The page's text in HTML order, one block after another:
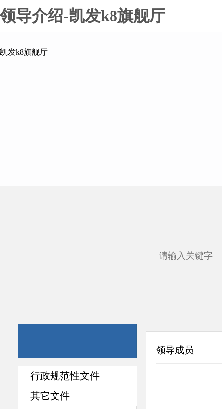
领导介绍-凯发k8旗舰厅
凯发k8旗舰厅
行政规范性文件
其它文件
领导成员